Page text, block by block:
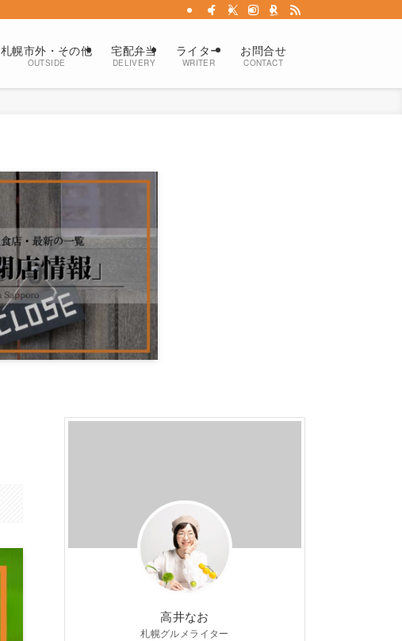
札幌市外・その他
OUTSIDE
宅配弁当
DELIVERY
ライター
WRITER
お問合せ
CONTACT
高井なお
札幌グルメライター